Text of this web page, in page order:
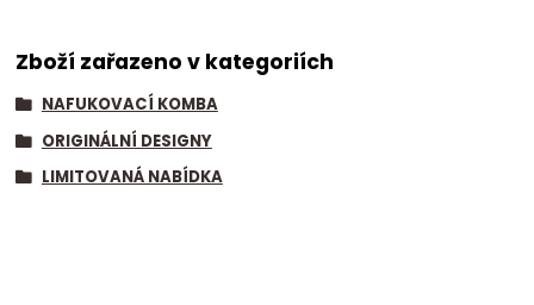
Zboží zařazeno v kategoriích
NAFUKOVACÍ KOMBA
ORIGINÁLNÍ DESIGNY
LIMITOVANÁ NABÍDKA